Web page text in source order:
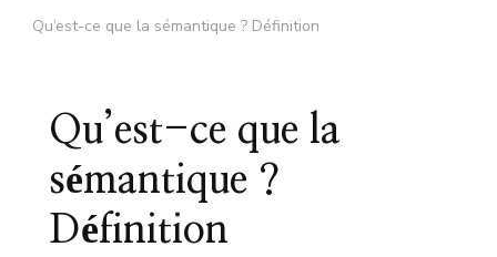
Qu’est-ce que la sémantique ? Définition
Qu’est-ce que la
sémantique ?
Définition